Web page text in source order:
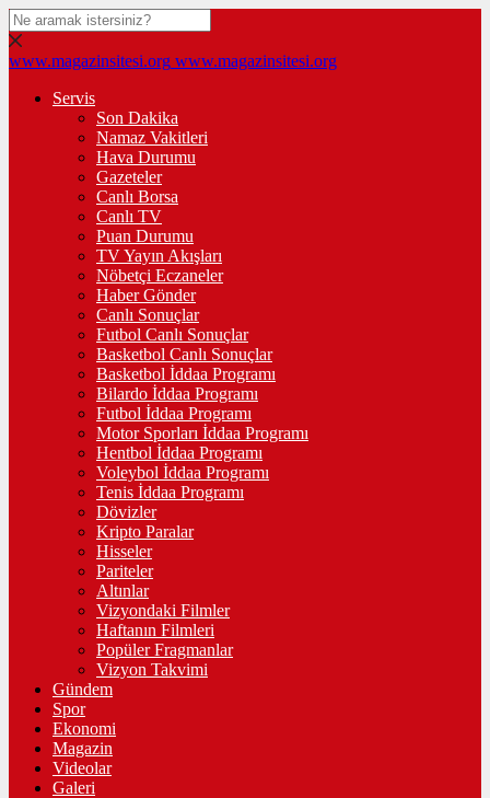
www.magazinsitesi.org www.magazinsitesi.org
Servis
Son Dakika
Namaz Vakitleri
Hava Durumu
Gazeteler
Canlı Borsa
Canlı TV
Puan Durumu
TV Yayın Akışları
Nöbetçi Eczaneler
Haber Gönder
Canlı Sonuçlar
Futbol Canlı Sonuçlar
Basketbol Canlı Sonuçlar
Basketbol İddaa Programı
Bilardo İddaa Programı
Futbol İddaa Programı
Motor Sporları İddaa Programı
Hentbol İddaa Programı
Voleybol İddaa Programı
Tenis İddaa Programı
Dövizler
Kripto Paralar
Hisseler
Pariteler
Altınlar
Vizyondaki Filmler
Haftanın Filmleri
Popüler Fragmanlar
Vizyon Takvimi
Gündem
Spor
Ekonomi
Magazin
Videolar
Galeri